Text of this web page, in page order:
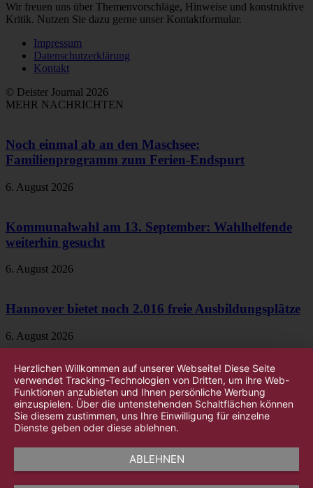
Wir freuen uns über Themenvorschläge, Hinweise und konstruktive
Kritik. Nutzen Sie dazu gerne unser Kontaktformular.
Impressum
Datenschutzerklärung
Kontakt
© Deister Journal 2026
MEHR NACHRICHTEN
Noch einmal ab an den Maschsee:
Familienprogramm zum Ferien-Endspurt
6. August 2026
Kommunalwahl am 13. September: Wahlhelfende
weiterhin gesucht
6. August 2026
Hannover bietet noch 2.016 freie Ausbildungsplätze
6. August 2026
Herzlichen Willkommen auf unserer Webseite! Diese Seite
verwendet Tracking-Technologien von Dritten, um ihre Web-
Funktionen anzubieten und Ihnen persönliche Werbung
einzuspielen. Über die untenstehenden Schaltflächen können
Sie diesem zustimmen, uns Ihre Einwilligung für einzelne
Dienste geben oder diese ablehnen.
ABLEHNEN